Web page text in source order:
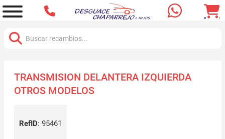
TRANSMISION DELANTERA IZQUIERDA
OTROS MODELOS
RefID: 95461